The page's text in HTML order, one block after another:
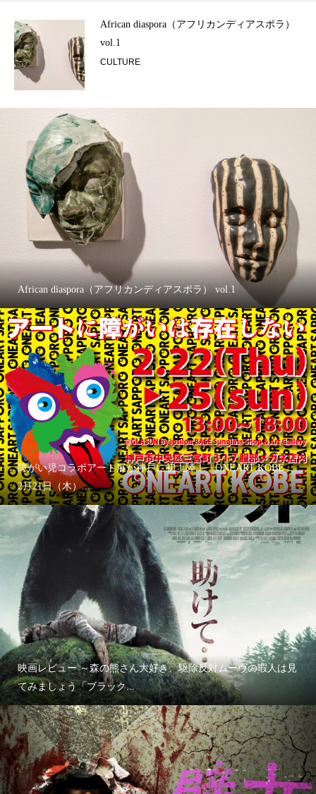
African diaspora（アフリカンディアスポラ）
vol.1
CULTURE
African diaspora（アフリカンディアスポラ） vol.1
障がい児コラボアート展が神戸に初上陸！「ONEART KOBE」
2月21日（木）...
映画レビュー ～森の熊さん大好き、駆除反対ムーヴの暇人は見
てみましょう「ブラック...